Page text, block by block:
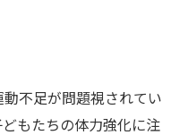
不足が問題視されてい
もたちの体力強化に注